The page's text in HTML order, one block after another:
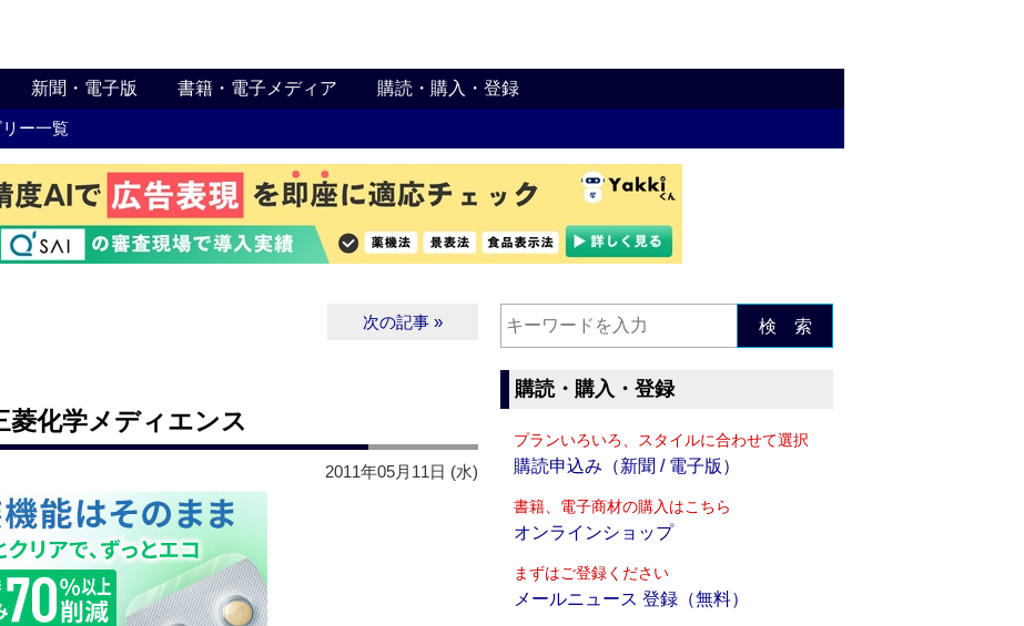
新聞・電子版 書籍・電子メディア 購読・購入・登録
ー一覧
次の記事 »
化学メディエンス
2011年05月11日 (水)
検 索
購読・購入・登録
プランいろいろ、スタイルに合わせて選択
購読申込み（新聞 / 電子版）
書籍、電子商材の購入はこちら
オンラインショップ
まずはご登録ください
メールニュース 登録（無料）